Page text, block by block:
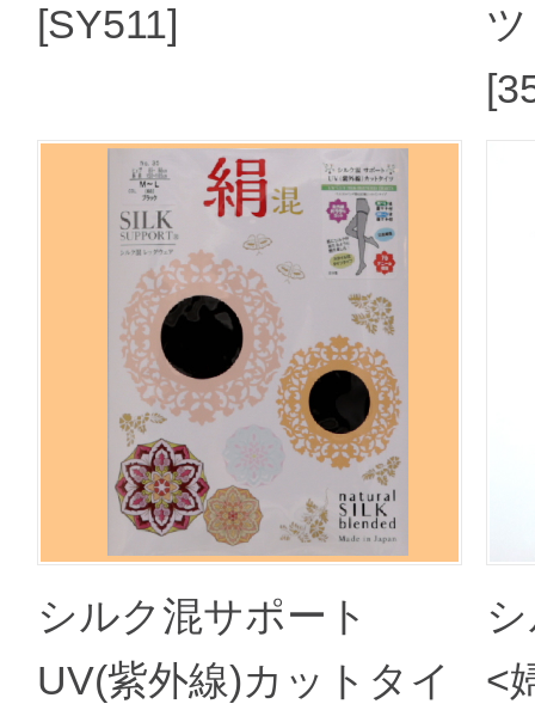
[SY511]
シルク混サポート
UV(紫外線)カットタイ
<